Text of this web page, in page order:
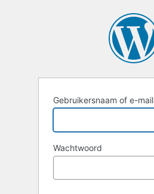
Gebruikersnaam of e-
Wachtwoord